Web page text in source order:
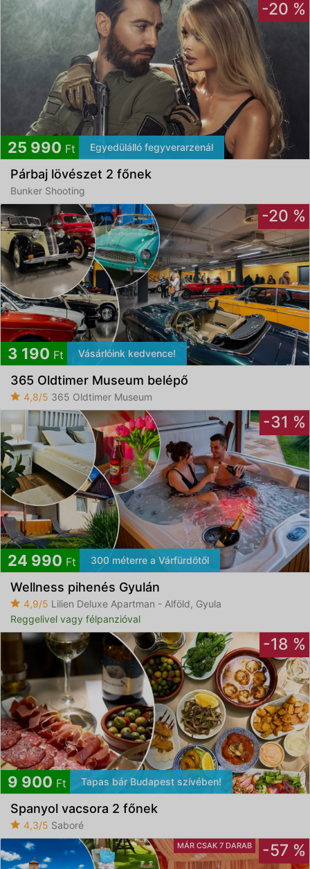
-20 %
25 990 Ft Egyedülálló fegyverarzenál
Párbaj lövészet 2 főnek
Bunker Shooting
-20 %
3 190 Ft Vásárlóink kedvence!
365 Oldtimer Museum belépő
4,8/5 365 Oldtimer Museum
-31 %
24 990 Ft 300 méterre a Várfürdőtől
Wellness pihenés Gyulán
4,9/5 Lilien Deluxe Apartman - Alföld, Gyula
Reggelivel vagy félpanzióval
-18 %
9 900 Ft Tapas bár Budapest szívében!
Spanyol vacsora 2 főnek
4,3/5 Saboré
MÁR CSAK 7 DARAB -57 %